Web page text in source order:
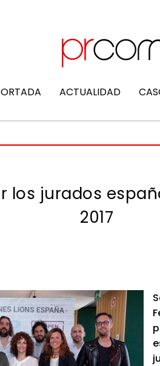
ACTUALIDAD
los jurados
2017